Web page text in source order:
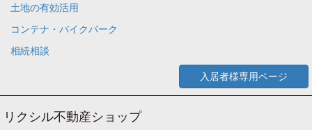
土地の有効活用
コンテナ・バイクパーク
相続相談
入居者様専用ページ
リクシル不動産ショップ